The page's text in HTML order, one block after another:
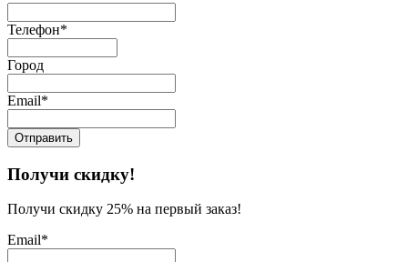
Телефон*
Город
Email*
Получи скидку!
Получи скидку 25% на первый заказ!
Email*